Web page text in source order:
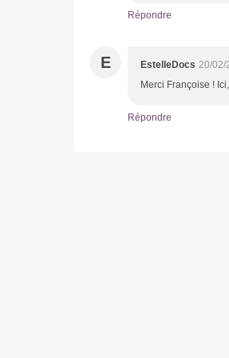
Répondre
E EstelleDocs 20/02/
Merci Françoise !
Répondre